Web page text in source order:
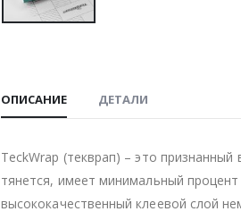
ОПИСАНИЕ ДЕТАЛИ
TeckWrap (текврап) – это
тянется, имеет минимальный
высококачественный клеевой слой